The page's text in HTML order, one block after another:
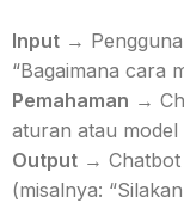
Input →
“Bagaimana cara
Pemahaman →
aturan atau model
Output → Chatbot
(misalnya: